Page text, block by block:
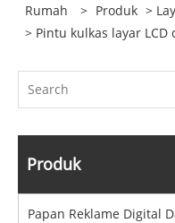
Rumah > Produk >
> Pintu kulkas layar
Produk
Papan Reklame Digital